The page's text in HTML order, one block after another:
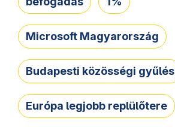
Microsoft Magyarország
Budapesti közösségi gyűlés
Európa legjobb replülőtere